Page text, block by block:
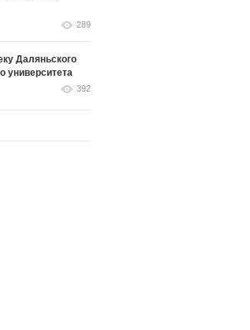
289
Даляньского
университета
392